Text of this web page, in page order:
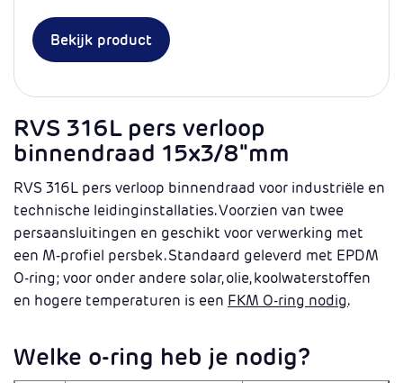
Bekijk product
RVS 316L pers verloop
binnendraad 15x3/8"mm
RVS 316L pers verloop binnendraad voor industriële en
technische leidinginstallaties. Voorzien van twee
persaansluitingen en geschikt voor verwerking met
een M-profiel persbek. Standaard geleverd met EPDM
O-ring; voor onder andere solar, olie, koolwaterstoffen
en hogere temperaturen is een FKM O-ring nodig.
Welke o-ring heb je nodig?